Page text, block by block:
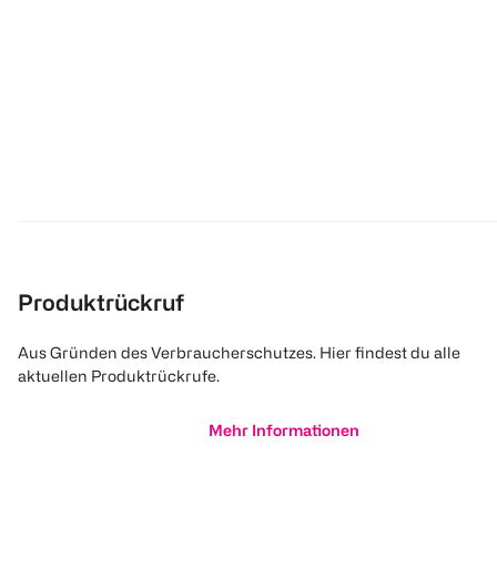
Produktrückruf
Aus Gründen des Verbraucherschutzes. Hier findest du alle
aktuellen Produktrückrufe.
Mehr Informationen